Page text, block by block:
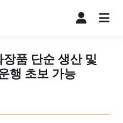
품 단순 생산 및
행 초보 가능